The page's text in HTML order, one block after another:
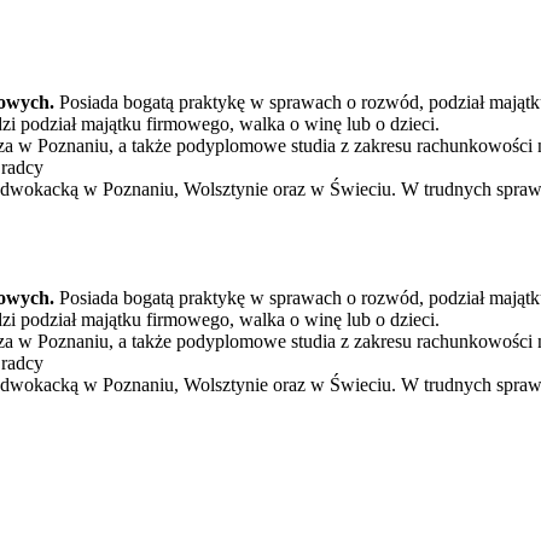
Posiada bogatą praktykę w sprawach o rozwód, podział
podział majątku firmowego, walka o winę lub o dzieci.
Poznaniu, a także podyplomowe studia z zakresu
w Poznaniu, Wolsztynie oraz w Świeciu. W trudnych
Posiada bogatą praktykę w sprawach o rozwód, podział
podział majątku firmowego, walka o winę lub o dzieci.
Poznaniu, a także podyplomowe studia z zakresu
w Poznaniu, Wolsztynie oraz w Świeciu. W trudnych